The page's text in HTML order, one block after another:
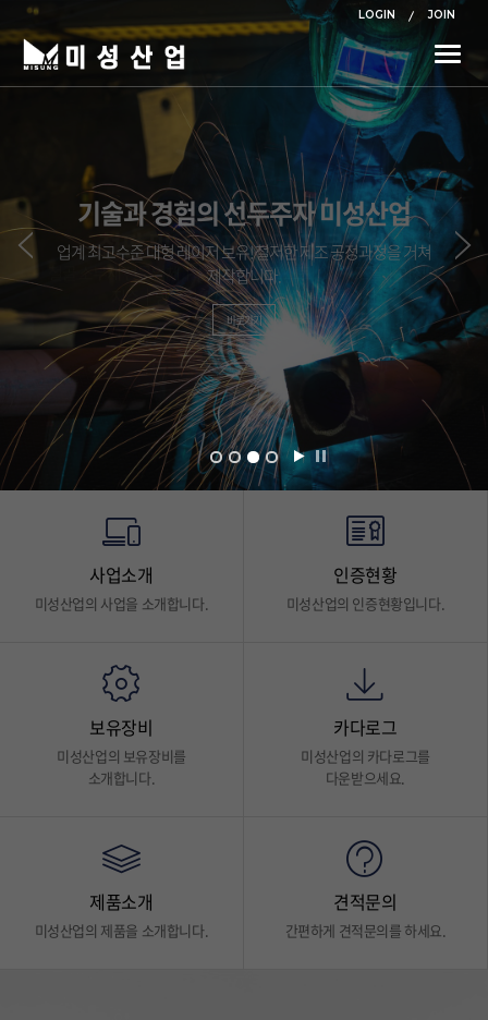
LOGIN JOIN
Toggle
기술과 경험의 선두주자 미성산업
업계 최고수준 대형 레이저 보유! 철저한 제조 공정과정을 거쳐
제작합니다.
바로가기
철판 및 소부재 가공 전문업체
철골 소부재 전문업체│철도전차선 포스트│강구조물│이정표
지주│방음벽 지주│타워 보수 및 부품생산
바로가기
사업소개
미성산업의 사업을 소개합니다.
인증현황
미성산업의 인증현황입니다.
보유장비
미성산업의 보유장비를
소개합니다.
카다로그
미성산업의 카다로그를
다운받으세요.
제품소개
미성산업의 제품을 소개합니다.
견적문의
간편하게 견적문의를 하세요.